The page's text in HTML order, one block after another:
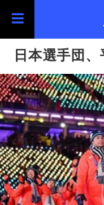
日本選手団